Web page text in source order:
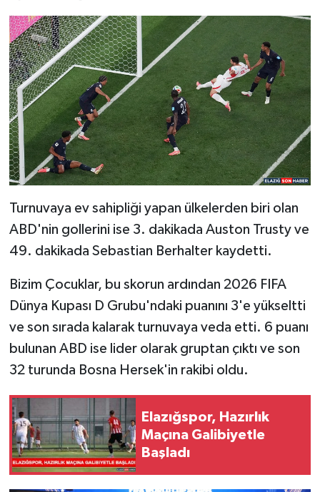
Turnuvaya ev sahipliği yapan ülkelerden biri olan
ABD'nin gollerini ise 3. dakikada Auston Trusty ve
49. dakikada Sebastian Berhalter kaydetti.
Bizim Çocuklar, bu skorun ardından 2026 FIFA
Dünya Kupası D Grubu'ndaki puanını 3'e yükseltti
ve son sırada kalarak turnuvaya veda etti. 6 puanı
bulunan ABD ise lider olarak gruptan çıktı ve son
32 turunda Bosna Hersek'in rakibi oldu.
Elazığspor, Hazırlık
Maçına Galibiyetle
Başladı